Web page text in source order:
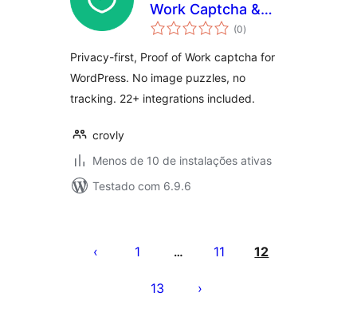
Work Captcha &
Spam Protection
(0total
de
)
Privacy-first, Proof of Work captcha for
WordPress. No image puzzles, no
tracking. 22+ integrations included.
crovly
Menos de 10 de instalações ativas
Testado com 6.9.6
1 … 11 12
13